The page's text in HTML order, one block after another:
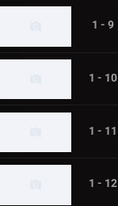
1 - 9
1 - 10
1 - 11
1 - 12